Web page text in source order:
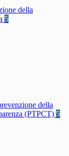
della
5
della
(PTPCT) 5